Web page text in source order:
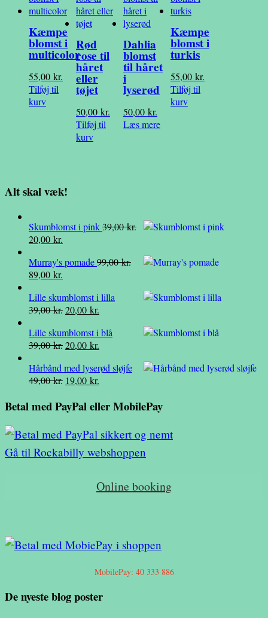
Kæmpe
blomst i
multicolor
55,00 kr.
Tilføj til
kurv
Rød
rose til
håret
eller
tøjet
50,00 kr.
Tilføj til
kurv
Dahlia
blomst
til håret
i
lyserød
50,00 kr.
Læs mere
Kæmpe
blomst i
turkis
55,00 kr.
Tilføj til
kurv
Alt skal væk!
Skumblomst i pink39,00kr.
Den
pris
var:
20,00 kr.
pris
er:
Murray's pomade99,00kr.
Den
pris
var:
89,00 kr.
pris
er:
Lille skumblomst i lilla
39,00kr.Den
pris
var:
20,00 kr.
pris
er:
Lille skumblomst i blå
39,00kr.Den
pris
var:
20,00 kr.
pris
er:
Hårbånd med lyserød sløjfe
49,00kr. Den
pris
49,00 kr..
19,00 kr.
pris
19,00 kr..
Betal med PayPal eller MobilePay
Gå til Rockabilly webshoppen
Online booking
MobilePay: 40 333 886
De nyeste blog poster